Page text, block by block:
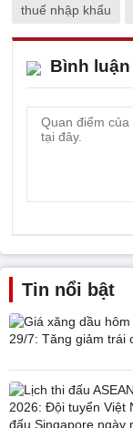
thuế nhập khẩu
Bình luận
Tin nổi bật